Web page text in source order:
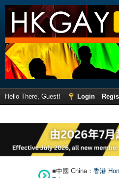
Hello There, Guest! Login
■中國 China： 香港